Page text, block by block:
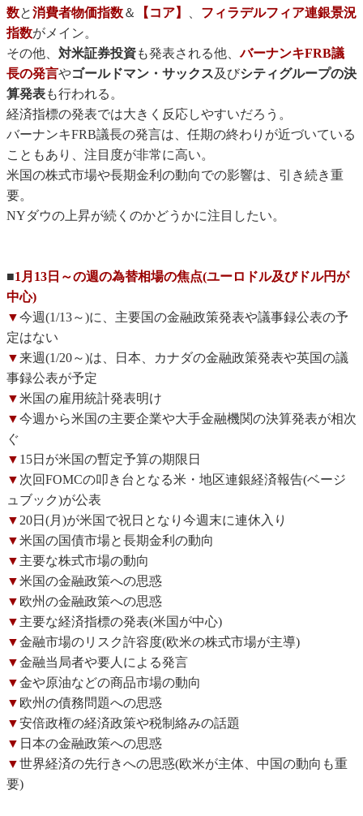
数と消費者物価指数＆ 【コア】 、 フィラデルフィア連銀景況
指数がメイン。
その他、 対米証券投資も発表される他、バーナンキFRB議
長の発言やゴールドマン・サックス及びシティグループの決
算発表も行われる。
経済指標の発表では大きく反応しやすいだろう。
バーナンキFRB議長の発言は、任期の終わりが近づいている
こともあり、注目度が非常に高い。
米国の株式市場や長期金利の動向での影響は、引き続き重
要。
NYダウの上昇が続くのかどうかに注目したい。
■1月13日～の週の為替相場の焦点(ユーロドル及びドル円が
中心)
▼今週(1/13～)に、主要国の金融政策発表や議事録公表の予
定はない
▼来週(1/20～)は、日本、カナダの金融政策発表や英国の議
事録公表が予定
▼米国の雇用統計発表明け
▼今週から米国の主要企業や大手金融機関の決算発表が相次
ぐ
▼ 15日が米国の暫定予算の期限日
▼ 次回FOMCの叩き台となる米・地区連銀経済報告(ベージ
ュブック)が公表
▼20日(月)が米国で祝日となり今週末に連休入り
▼米国の国債市場と長期金利の動向
▼ 主要な株式市場の動向
▼米国の金融政策への思惑
▼ 欧州の金融政策への思惑
▼ 主要な経済指標の発表(米国が中心)
▼金融市場のリスク許容度(欧米の株式市場が主導)
▼金融当局者や要人による発言
▼金や原油などの商品市場の動向
▼ 欧州の債務問題への思惑
▼安倍政権の経済政策や税制絡みの話題
▼ 日本の金融政策への思惑
▼世界経済の先行きへの思惑(欧米が主体、中国の動向も重
要)